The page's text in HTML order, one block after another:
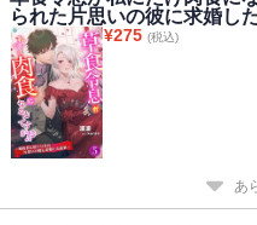
られた片思いの彼に求婚し
¥275 (税込)
あ